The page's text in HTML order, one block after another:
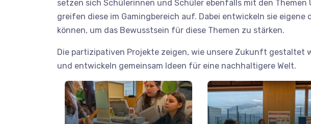
setzen sich Schülerinnen und Schüler ebenfalls mit den
greifen diese im Gamingbereich auf. Dabei entwickeln sie
können, um das Bewusstsein für diese Themen zu stärken.
Die partizipativen Projekte zeigen, wie unsere Zukunft gestaltet
und entwickeln gemeinsam Ideen für eine nachhaltigere Welt.